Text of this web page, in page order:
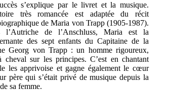
s’explique par le livret et la musique.
très romancée est adaptée du récit
de Maria von Trapp (1905-1987).
l’Autriche de l’Anschluss, Maria est la
des sept enfants du Capitaine de la
Georg von Trapp : un homme rigoureux,
cheval sur les principes. C’est en chantant
les apprivoise et gagne également le cœur
père qui s’était privé de musique depuis la
sa femme.